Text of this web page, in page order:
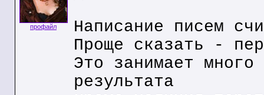
профайл
Написание писем
Проще сказать -
Это занимает
результата